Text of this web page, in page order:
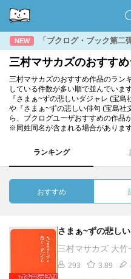
NEW 「ブクログ・ブック第二
三村マサカズのおすす
三村マサカズのおすすめ作品のラン
している件数が多い順で並んでいます
『さまぁ~ずの悲しいダジャレ (宝
や『さまぁ~ずの悲しい俳句 (宝島社
ら、ブクログユーザおすすめの作品
※同姓同名が含まれる場合があります
ランキング
おすすめ
さまぁ~ずの悲し
三村マサカズ 大竹
293 3.89